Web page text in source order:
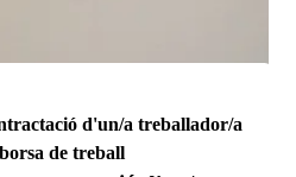
d'un/a treballador/a
de treball